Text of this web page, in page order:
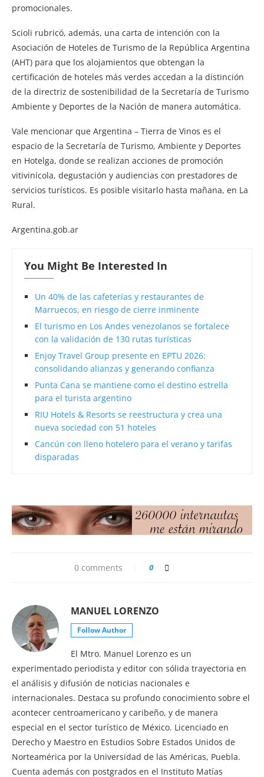
promocionales.
Scioli rubricó, además, una carta de intención con la
Asociación de Hoteles de Turismo de la República Argentina
(AHT) para que los alojamientos que obtengan la
certificación de hoteles más verdes accedan a la distinción
de la directriz de sostenibilidad de la Secretaría de Turismo
Ambiente y Deportes de la Nación de manera automática.
Vale mencionar que Argentina – Tierra de Vinos es el
espacio de la Secretaría de Turismo, Ambiente y Deportes
en Hotelga, donde se realizan acciones de promoción
vitivinícola, degustación y audiencias con prestadores de
servicios turísticos. Es posible visitarlo hasta mañana, en La
Rural.
Argentina.gob.ar
You Might Be Interested In
Un 40% de las cafeterías y restaurantes de
Marruecos, en riesgo de cierre inminente
El turismo en Los Andes venezolanos se fortalece
con la validación de 130 rutas turísticas
Enjoy Travel Group presente en EPTU 2026:
consolidando alianzas y generando confianza
Punta Cana se mantiene como el destino estrella
para el turista argentino
RIU Hotels & Resorts se reestructura y crea una
nueva sociedad con 51 hoteles
Cancún con lleno hotelero para el verano y tarifas
disparadas
0 comments 0
MANUEL LORENZO
Follow Author
El Mtro. Manuel Lorenzo es un
experimentado periodista y editor con sólida trayectoria en
el análisis y difusión de noticias nacionales e
internacionales. Destaca su profundo conocimiento sobre el
acontecer centroamericano y caribeño, y de manera
especial en el sector turístico de México. Licenciado en
Derecho y Maestro en Estudios Sobre Estados Unidos de
Norteamérica por la Universidad de las Américas, Puebla.
Cuenta además con postgrados en el Instituto Matías